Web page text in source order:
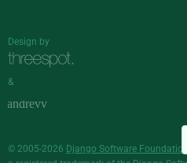
Design by
&
© 2005-2026 Django Software Foundation